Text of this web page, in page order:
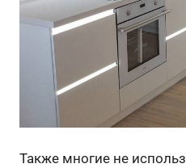
Также многие не